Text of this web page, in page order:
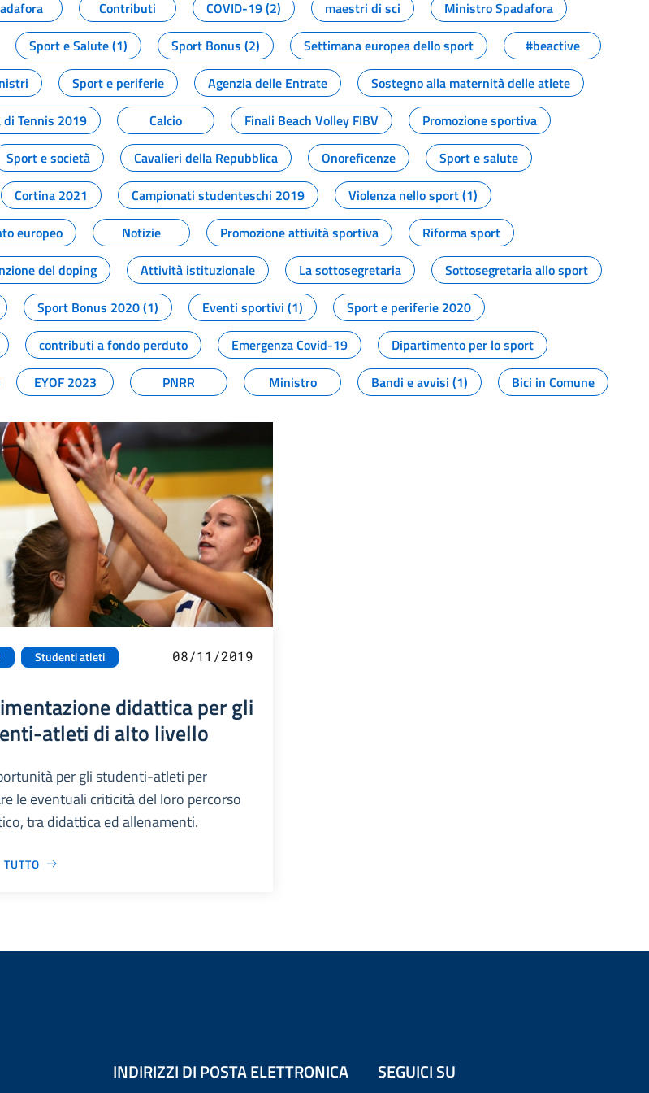
Contributi COVID-19 (2) maestri di sci
Ministro Spadafora
Sport e Salute (1) Sport Bonus (2) Settimana europea dello sport
#beactive
Sport e periferie Agenzia delle Entrate
Sostegno alla maternità delle atlete
Tennis 2019 Calcio Finali Beach Volley FIBV
Promozione sportiva
Sport e società Cavalieri della Repubblica Onoreficenze
Sport e salute
Cortina 2021 Campionati studenteschi 2019
Violenza nello sport (1)
europeo Notizie Promozione attività sportiva
Riforma sport
del doping Attività istituzionale La sottosegretaria
Sottosegretaria allo sport
Sport Bonus 2020 (1) Eventi sportivi (1)
Sport e periferie 2020
contributi a fondo perduto Emergenza Covid-19
Dipartimento per lo sport
EYOF 2023 PNRR Ministro Bandi e avvisi (1) Bici in Comune
Studenti atleti 08/11/2019
didattica per gli
atleti di alto livello
per gli studenti-atleti per
le eventuali criticità del loro percorso
tra didattica ed allenamenti.
INDIRIZZI DI POSTA ELETTRONICA SEGUICI SU